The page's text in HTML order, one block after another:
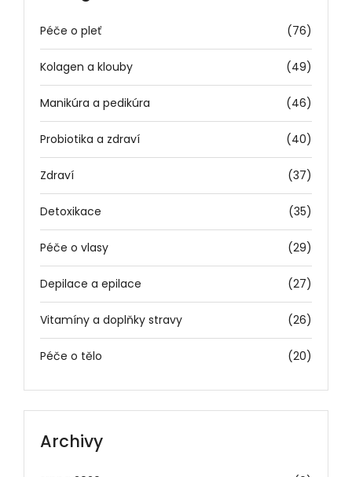
Péče o pleť (76)
Kolagen a klouby (49)
Manikúra a pedikúra (46)
Probiotika a zdraví (40)
Zdraví (37)
Detoxikace (35)
Péče o vlasy (29)
Depilace a epilace (27)
Vitamíny a doplňky stravy (26)
Péče o tělo (20)
Archivy